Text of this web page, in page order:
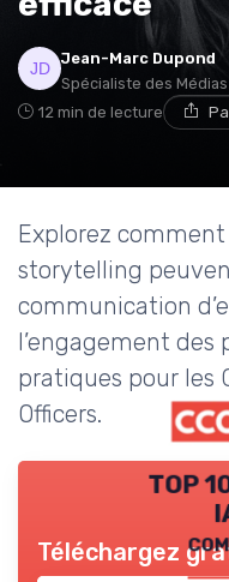
Jean-Marc Dupond
Spécialiste des
12 min de lecture
Explorez
storytelling
communication
l’engagement des
pratiques pour les
Officers.
TOP
Téléchargez